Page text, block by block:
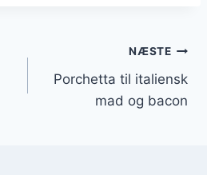
NÆSTE
Porchetta til italiensk
mad og bacon